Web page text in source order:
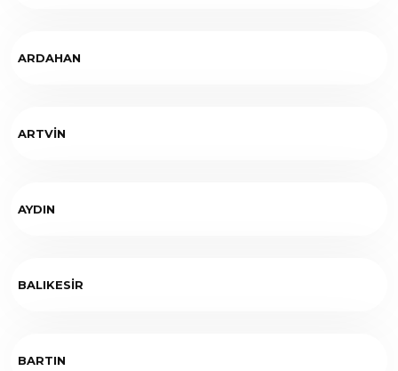
ARDAHAN
ARTVİN
AYDIN
BALIKESİR
BARTIN